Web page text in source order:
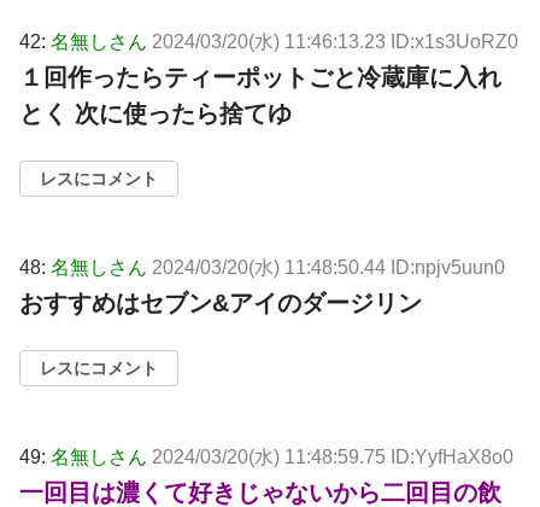
42: 名無しさん 2024/03/20(水) 11:46:13.23 ID:x1s3UoRZ0
１回作ったらティーポットごと冷蔵庫に入れ
とく 次に使ったら捨てゆ
レスにコメント
48: 名無しさん 2024/03/20(水) 11:48:50.44 ID:npjv5uun0
おすすめはセブン&アイのダージリン
レスにコメント
49: 名無しさん 2024/03/20(水) 11:48:59.75 ID:YyfHaX8o0
一回目は濃くて好きじゃないから二回目の飲